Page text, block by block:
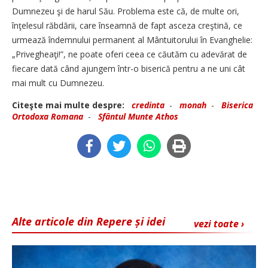
Dumnezeu şi de harul Său. Problema este că, de multe ori,
înţelesul răbdării, care înseamnă de fapt asceza creştină, ce
urmează îndemnului permanent al Mântuitorului în Evanghelie:
„Privegheaţi!”, ne poate oferi ceea ce căutăm cu adevărat de
fiecare dată când ajungem într-o biserică pentru a ne uni cât
mai mult cu Dumnezeu.
Citeşte mai multe despre:
credinta - monah - Biserica
Ortodoxa Romana - Sfântul Munte Athos
vezi toate ›
Alte articole din Repere și idei